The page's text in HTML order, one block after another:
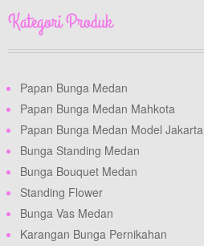
Kategori Produk
Papan Bunga Medan
Papan Bunga Medan Mahkota
Papan Bunga Medan Model Jakarta
Bunga Standing Medan
Bunga Bouquet Medan
Standing Flower
Bunga Vas Medan
Karangan Bunga Pernikahan